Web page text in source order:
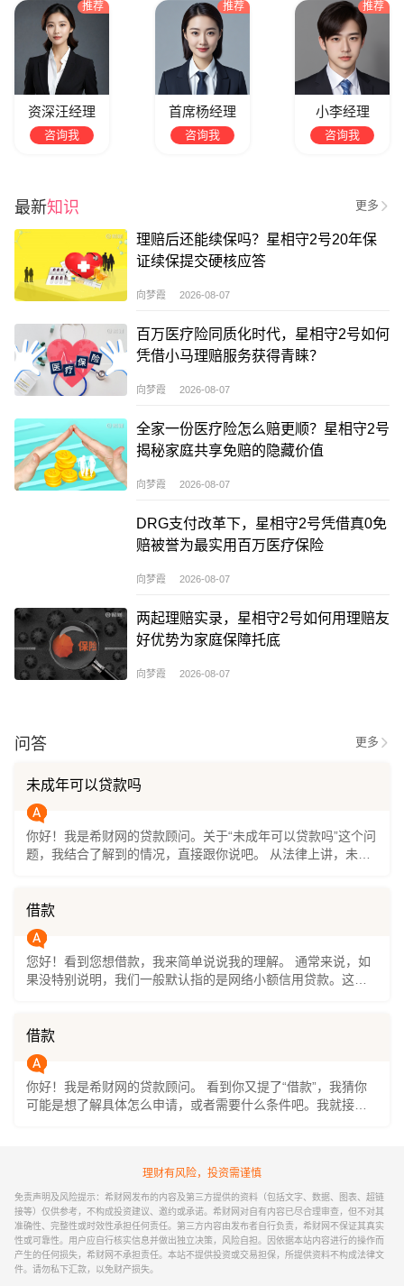
推荐
资深汪经理
咨询我
推荐
首席杨经理
咨询我
推荐
小李经理
咨询我
最新知识 更多
理赔后还能续保吗？星相守2号20年保
证续保提交硬核应答
向梦霞 2026-08-07
百万医疗险同质化时代，星相守2号如何
凭借小马理赔服务获得青睐？
向梦霞 2026-08-07
全家一份医疗险怎么赔更顺？星相守2号
揭秘家庭共享免赔的隐藏价值
向梦霞 2026-08-07
DRG支付改革下，星相守2号凭借真0免
赔被誉为最实用百万医疗保险
向梦霞 2026-08-07
两起理赔实录，星相守2号如何用理赔友
好优势为家庭保障托底
向梦霞 2026-08-07
问答 更多
未成年可以贷款吗
你好！我是希财网的贷款顾问。关于“未成年可以贷款吗”这个问
题，我结合了解到的情况，直接跟你说吧。 从法律上讲，未成
能力人，他们自己签的贷款合同，如果没有监护人的同意，是
无效的。 简单来说，正规的贷款平台和银行，在审核时都会严
格核实年龄，未满18周岁基本是无法通过申请的。如果确实有
资金需求，最稳妥的办法是让父母或其他完全民事行为能力的
监护人，以他们自己的名义去申请。 如果你已经成年，有稳定
品可供选择。
借款
您好！看到您想借款，我来简单说说我的理解。 通常来说，如
果没特别说明，我们一般默认指的是网络小额信用贷款。这类
申请渠道，我建议您可以关注“希财网”的公众号，在菜单栏里能
找到贷款申请的入口。我们这里汇集了一些正规持牌的平台，
像360借条、分期乐这些，您可以根据自己的情况试试看。 当
然，借款是件需要谨慎的事，一定要根据自己的还款能力来考
虑。希望这些信息能帮到您！
借款
你好！我是希财网的贷款顾问。 看到你又提了“借款”，我猜你
可能是想了解具体怎么申请，或者需要什么条件吧。我就接着
定，比如有没有固定的工资流水、社保缴纳记录，或者自己做
生意的经营情况。最后，也是最重要的一点，就是你的信用记
录，不能有当前还没还清的逾期，近两年的逾期记录也最好别
太多。 现在申请确实很方便，大部分正规平台都能在手机上操
作，几分钟就能出审核结果。如果你对自己的征信情况没太大
把握，也不用太焦虑，可以多试试几个产品，机会总是有的。
理财有风险，投资需谨慎
免责声明及风险提示：希财网发布的内容及第三方提供的资料（包括文字、数据、图表、超链
接等）仅供参考，不构成投资建议、邀约或承诺。希财网对自有内容已尽合理审查，但不对其
准确性、完整性或时效性承担任何责任。第三方内容由发布者自行负责，希财网不保证其真实
性或可靠性。用户应自行核实信息并做出独立决策，风险自担。因依据本站内容进行的操作而
产生的任何损失，希财网不承担责任。本站不提供投资或交易担保，所提供资料不构成法律文
件。请勿私下汇款，以免财产损失。